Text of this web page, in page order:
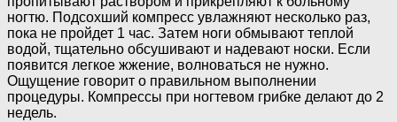
ногтю. Подсохший компресс увлажняют несколько раз,
пока не пройдет 1 час. Затем ноги обмывают теплой
водой, тщательно обсушивают и надевают носки. Если
появится легкое жжение, волноваться не нужно.
Ощущение говорит о правильном выполнении
процедуры. Компрессы при ногтевом грибке делают до 2
недель.